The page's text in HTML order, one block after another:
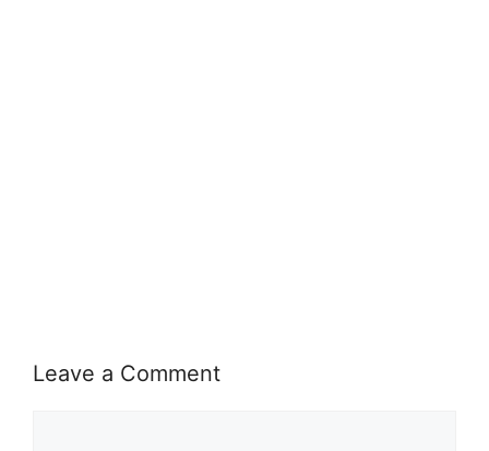
Leave a Comment